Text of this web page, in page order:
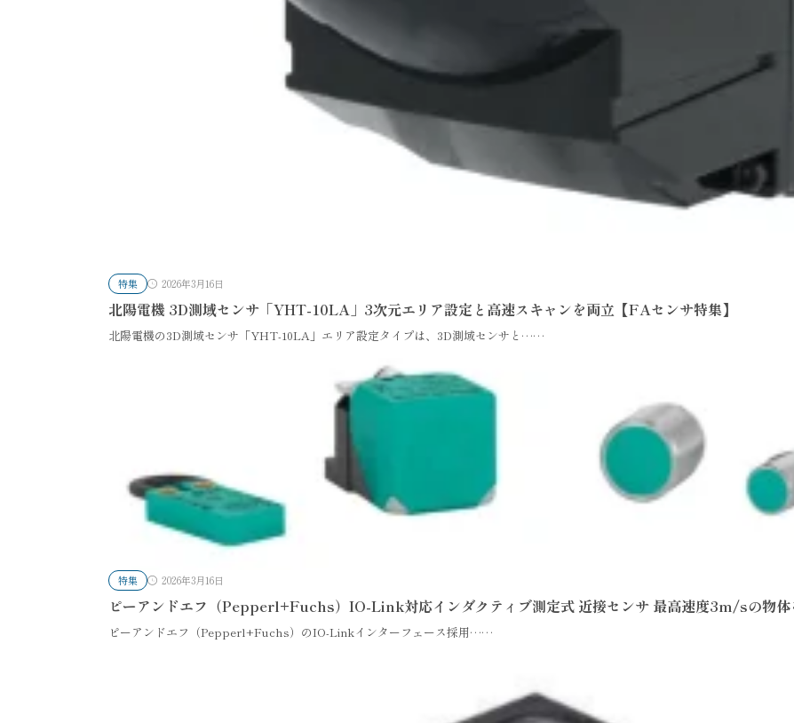
特集 2026年3月16日
北陽電機 3D測域センサ「YHT-10LA」3次元エリア設定と高速スキャンを両立【FAセンサ特集】
北陽電機の3D測域センサ「YHT-10LA」エリア設定タイプは、3D測域センサと……
特集 2026年3月16日
ピーアンドエフ（Pepperl+Fuchs）IO-Link対応インダクティブ測定式 近接センサ 最高速度3m/sの物体
ピーアンドエフ（Pepperl+Fuchs）のIO-Linkインターフェース採用……